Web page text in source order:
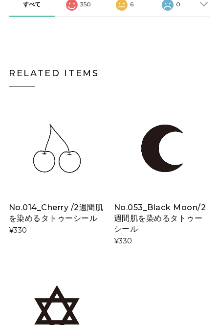
すべて 350 6 0
RELATED ITEMS
No.014_Cherry /2週間肌
を染めるタトゥーシール
¥330
No.053_Black Moon/2
週間肌を染めるタトゥー
シール
¥330